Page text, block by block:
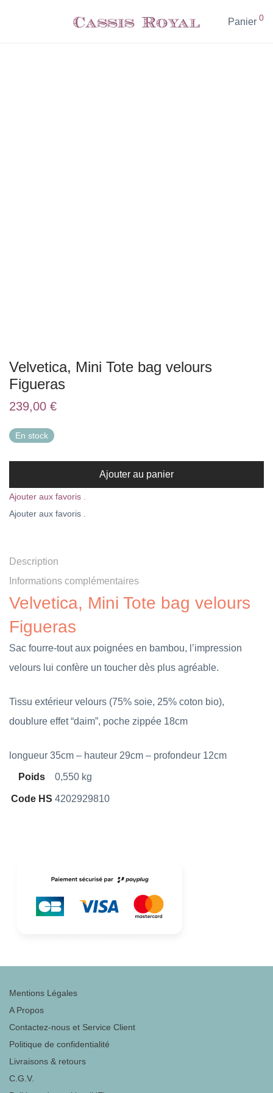
Panier 0
Velvetica, Mini Tote bag velours
Figueras
239,00 €
En stock
Ajouter au panier
Ajouter aux favoris .
Ajouter aux favoris .
Description
Informations complémentaires
Velvetica, Mini Tote bag velours
Figueras
Sac fourre-tout aux poignées en bambou, l’impression
velours lui confère un toucher dès plus agréable.
Tissu extérieur velours (75% soie, 25% coton bio),
doublure effet “daim”, poche zippée 18cm
longueur 35cm – hauteur 29cm – profondeur 12cm
Poids 0,550 kg
Code HS 4202929810
Mentions Légales
A Propos
Contactez-nous et Service Client
Politique de confidentialité
Livraisons & retours
C.G.V.